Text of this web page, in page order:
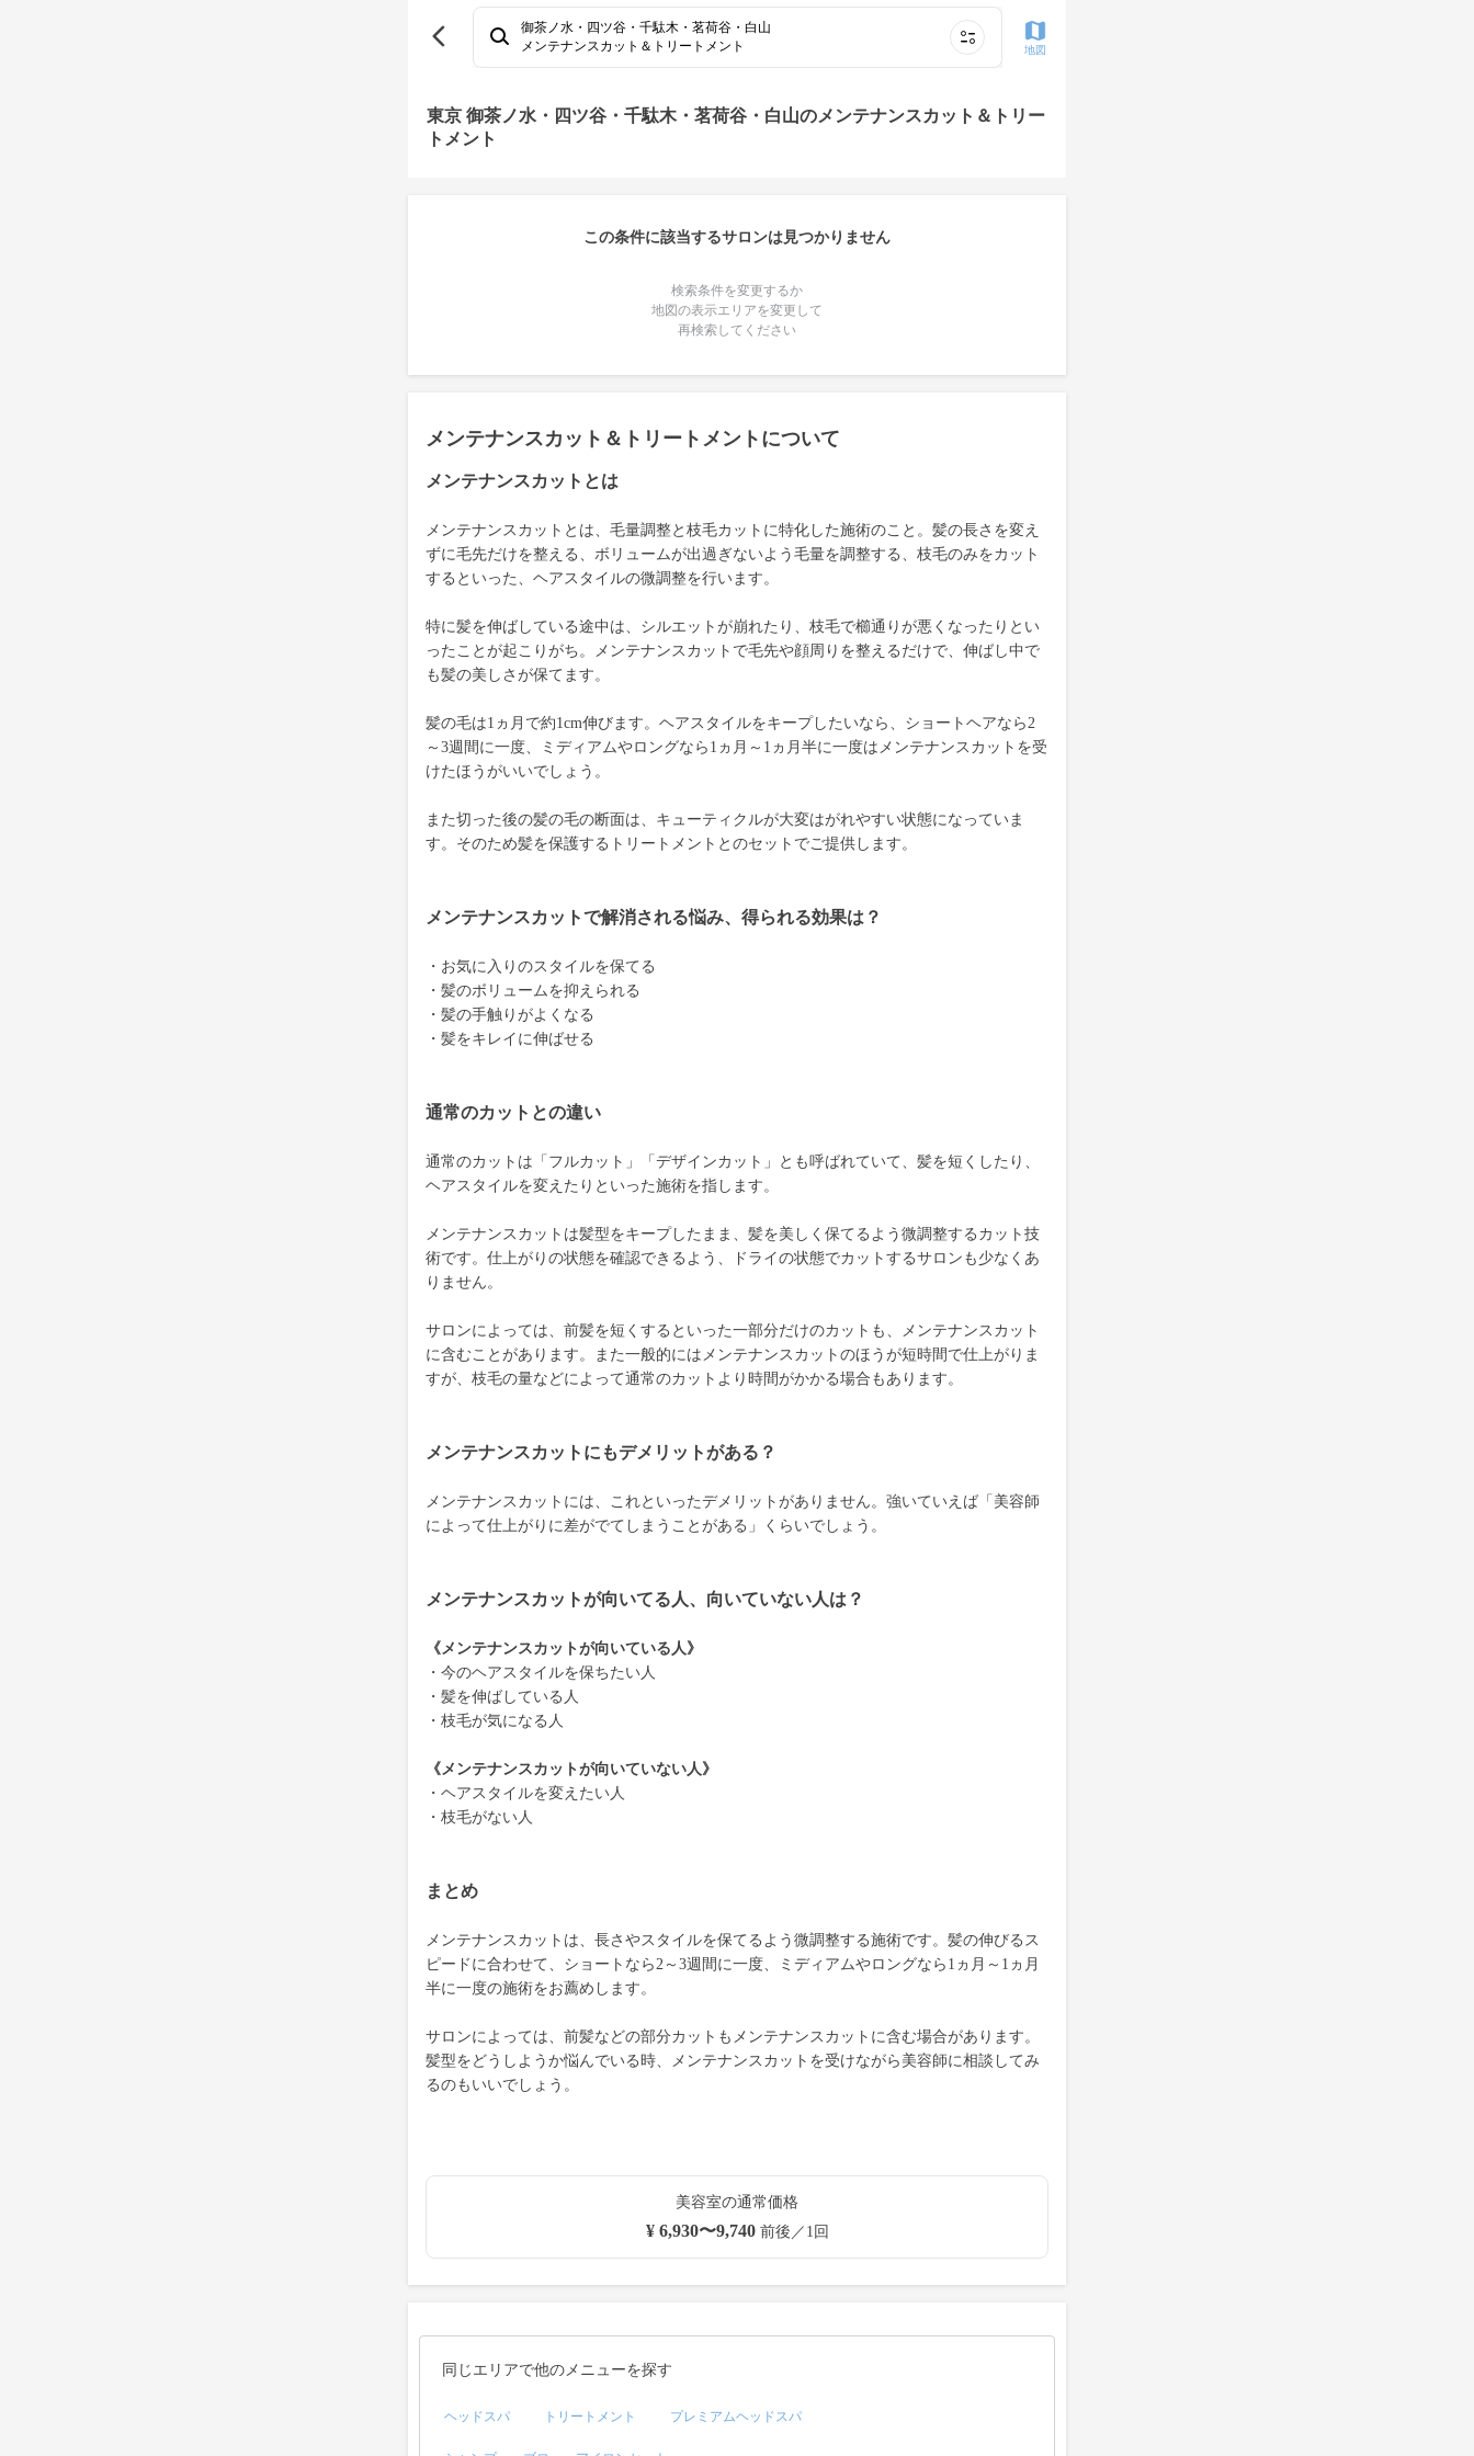
御茶ノ水・四ツ谷・千駄木・茗荷谷・白山
メンテナンスカット＆トリートメント
地図
東京 御茶ノ水・四ツ谷・千駄木・茗荷谷・白山のメンテナンスカット＆トリー
トメント
この条件に該当するサロンは見つかりません
検索条件を変更するか
地図の表示エリアを変更して
再検索してください
メンテナンスカット＆トリートメントについて
メンテナンスカットとは
メンテナンスカットとは、毛量調整と枝毛カットに特化した施術のこと。髪の長さを変え
ずに毛先だけを整える、ボリュームが出過ぎないよう毛量を調整する、枝毛のみをカット
するといった、ヘアスタイルの微調整を行います。
特に髪を伸ばしている途中は、シルエットが崩れたり、枝毛で櫛通りが悪くなったりとい
ったことが起こりがち。メンテナンスカットで毛先や顔周りを整えるだけで、伸ばし中で
も髪の美しさが保てます。
髪の毛は1ヵ月で約1cm伸びます。ヘアスタイルをキープしたいなら、ショートヘアなら2
～3週間に一度、ミディアムやロングなら1ヵ月～1ヵ月半に一度はメンテナンスカットを受
けたほうがいいでしょう。
また切った後の髪の毛の断面は、キューティクルが大変はがれやすい状態になっていま
す。そのため髪を保護するトリートメントとのセットでご提供します。
メンテナンスカットで解消される悩み、得られる効果は？
・お気に入りのスタイルを保てる
・髪のボリュームを抑えられる
・髪の手触りがよくなる
・髪をキレイに伸ばせる
通常のカットとの違い
通常のカットは「フルカット」「デザインカット」とも呼ばれていて、髪を短くしたり、
ヘアスタイルを変えたりといった施術を指します。
メンテナンスカットは髪型をキープしたまま、髪を美しく保てるよう微調整するカット技
術です。仕上がりの状態を確認できるよう、ドライの状態でカットするサロンも少なくあ
りません。
サロンによっては、前髪を短くするといった一部分だけのカットも、メンテナンスカット
に含むことがあります。また一般的にはメンテナンスカットのほうが短時間で仕上がりま
すが、枝毛の量などによって通常のカットより時間がかかる場合もあります。
メンテナンスカットにもデメリットがある？
メンテナンスカットには、これといったデメリットがありません。強いていえば「美容師
によって仕上がりに差がでてしまうことがある」くらいでしょう。
メンテナンスカットが向いてる人、向いていない人は？
《メンテナンスカットが向いている人》
・今のヘアスタイルを保ちたい人
・髪を伸ばしている人
・枝毛が気になる人
《メンテナンスカットが向いていない人》
・ヘアスタイルを変えたい人
・枝毛がない人
まとめ
メンテナンスカットは、長さやスタイルを保てるよう微調整する施術です。髪の伸びるス
ピードに合わせて、ショートなら2～3週間に一度、ミディアムやロングなら1ヵ月～1ヵ月
半に一度の施術をお薦めします。
サロンによっては、前髪などの部分カットもメンテナンスカットに含む場合があります。
髪型をどうしようか悩んでいる時、メンテナンスカットを受けながら美容師に相談してみ
るのもいいでしょう。
美容室の通常価格
¥ 6,930〜9,740前後／1回
同じエリアで他のメニューを探す
ヘッドスパ トリートメント プレミアムヘッドスパ